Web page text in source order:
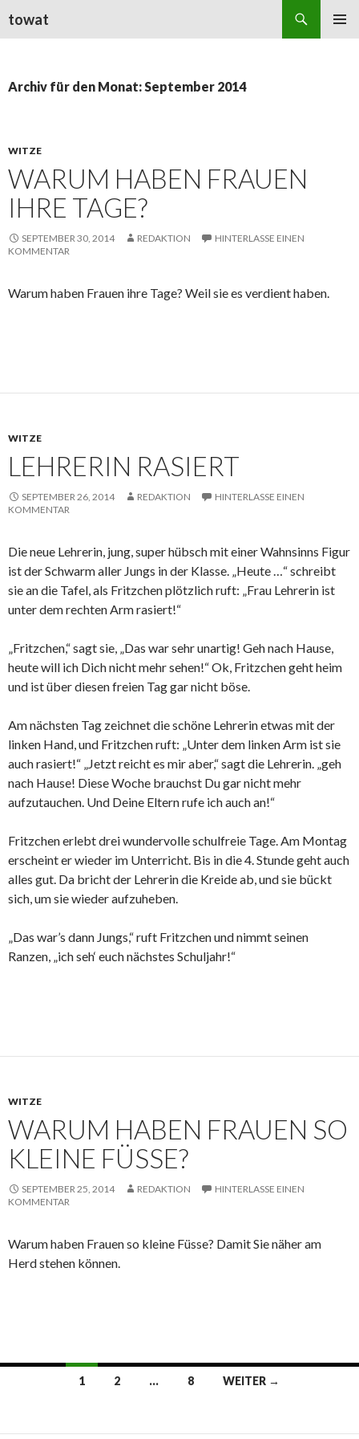
towat
Archiv für den Monat: September 2014
WITZE
WARUM HABEN FRAUEN
IHRE TAGE?
SEPTEMBER 30, 2014 REDAKTION
HINTERLASSE EINEN
KOMMENTAR
Warum haben Frauen ihre Tage? Weil sie es verdient haben.
WITZE
LEHRERIN RASIERT
SEPTEMBER 26, 2014 REDAKTION
HINTERLASSE EINEN
KOMMENTAR
Die neue Lehrerin, jung, super hübsch mit einer Wahnsinns Figur
ist der Schwarm aller Jungs in der Klasse. „Heute …“ schreibt
sie an die Tafel, als Fritzchen plötzlich ruft: „Frau Lehrerin ist
unter dem rechten Arm rasiert!“
„Fritzchen,“ sagt sie, „Das war sehr unartig! Geh nach Hause,
heute will ich Dich nicht mehr sehen!“ Ok, Fritzchen geht heim
und ist über diesen freien Tag gar nicht böse.
Am nächsten Tag zeichnet die schöne Lehrerin etwas mit der
linken Hand, und Fritzchen ruft: „Unter dem linken Arm ist sie
auch rasiert!“ „Jetzt reicht es mir aber,“ sagt die Lehrerin. „geh
nach Hause! Diese Woche brauchst Du gar nicht mehr
aufzutauchen. Und Deine Eltern rufe ich auch an!“
Fritzchen erlebt drei wundervolle schulfreie Tage. Am Montag
erscheint er wieder im Unterricht. Bis in die 4. Stunde geht auch
alles gut. Da bricht der Lehrerin die Kreide ab, und sie bückt
sich, um sie wieder aufzuheben.
„Das war’s dann Jungs,“ ruft Fritzchen und nimmt seinen
Ranzen, „ich seh‘ euch nächstes Schuljahr!“
WITZE
WARUM HABEN FRAUEN SO
KLEINE FÜSSE?
SEPTEMBER 25, 2014 REDAKTION
HINTERLASSE EINEN
KOMMENTAR
Warum haben Frauen so kleine Füsse? Damit Sie näher am
Herd stehen können.
1 2 … 8 WEITER →